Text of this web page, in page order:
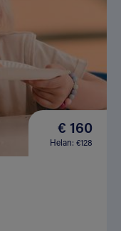
€ 160
Helan: €128